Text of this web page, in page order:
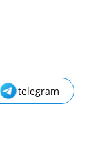
telegram